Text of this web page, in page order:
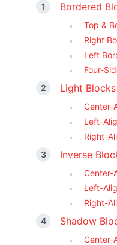
Bordered
Top &
Right
Left
Four-
Light Blocks
Center-
Left-
Right-
Inverse
Center-
Left-
Right-
Shadow
Center-